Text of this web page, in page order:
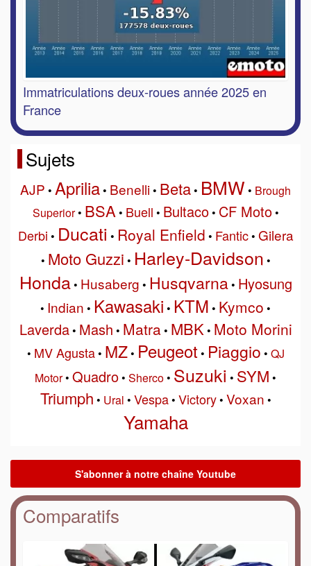
Immatriculations deux-roues année 2025 en
France
Sujets
AJP • Aprilia• Benelli• Beta• BMW • Brough
Superior• BSA• Buell • Bultaco• CF Moto•
Derbi • Ducati • Royal Enfield • Fantic• Gilera
• Moto Guzzi • Harley-Davidson •
Honda• Husaberg • Husqvarna• Hyosung
• Indian • Kawasaki • KTM • Kymco •
Laverda• Mash • Matra• MBK• Moto Morini
• MV Agusta• MZ• Peugeot • Piaggio • QJ
Motor• Quadro• Sherco• Suzuki • SYM •
Triumph • Ural • Vespa• Victory• Voxan •
Yamaha
Comparatifs